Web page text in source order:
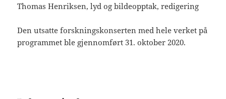
Thomas Henriksen, lyd og bildeopptak, redigering
Den utsatte forskningskonserten med hele verket på
programmet ble gjennomført 31. oktober 2020.